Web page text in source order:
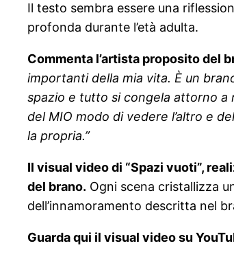
Il testo sembra essere una
profonda durante l’età adulta.
Commenta l’artista proposito del
importanti della mia vita. È un
spazio e tutto si congela attorno a
del MIO modo di vedere l’altro e
la propria.”
Il visual video di “Spazi vuoti”,
del brano. Ogni scena cristallizza
dell’innamoramento descritta nel
Guarda qui il visual video su